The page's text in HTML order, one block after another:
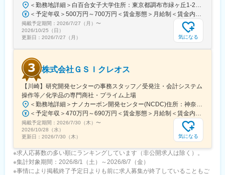
掲載予定期間： 2026/7/27（月） 〜
2026/10/25（日）
更新日： 2026/7/27（月） 気になる
株式会社ＧＳＩクレオス
【川崎】研究開発センターの事務スタッフ／受発注・会計システム
操作等／化学品の専門商社・プライム上場
掲載予定期間： 2026/7/30（木） 〜
2026/10/28（水）
更新日： 2026/7/30（木） 気になる
※求人応募数の多い順にランキングしています（非公開求人は除く）。
※集計対象期間：2026/8/1（土）～2026/8/7（金）
※事情により掲載終了予定日よりも前に求人募集が終了していることもご